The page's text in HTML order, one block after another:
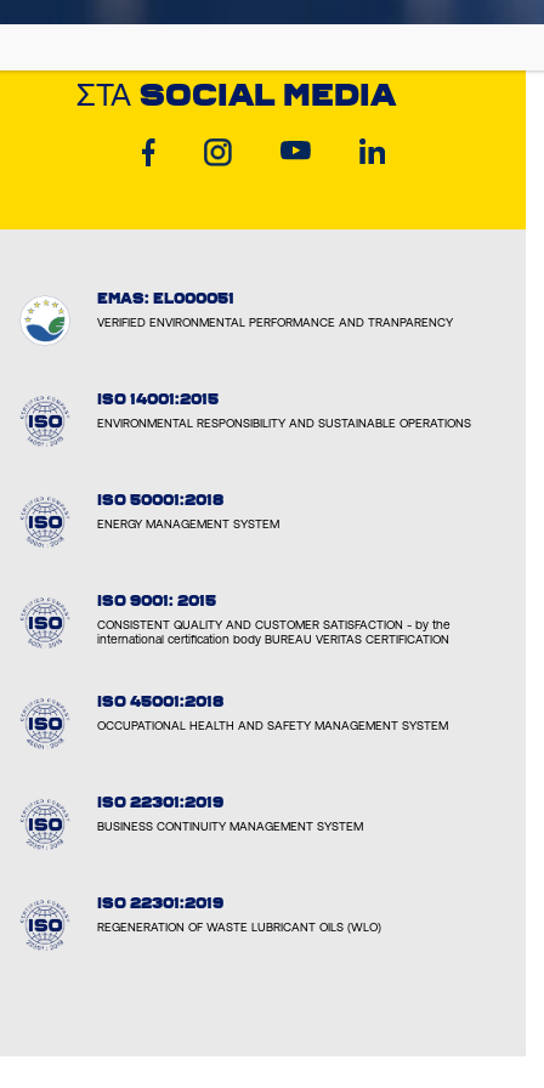
ΣΤΑ SOCIAL MEDIA
EMAS: EL000051
VERIFIED ENVIRONMENTAL PERFORMANCE AND TRANPARENCY
ISO 14001:2015
ENVIRONMENTAL RESPONSIBILITY AND SUSTAINABLE OPERATIONS
ISO 50001:2018
ENERGY MANAGEMENT SYSTEM
ISO 9001: 2015
CONSISTENT QUALITY AND CUSTOMER SATISFACTION - by the
international certification body BUREAU VERITAS CERTIFICATION
ISO 45001:2018
OCCUPATIONAL HEALTH AND SAFETY MANAGEMENT SYSTEM
ISO 22301:2019
BUSINESS CONTINUITY MANAGEMENT SYSTEM
ISO 22301:2019
REGENERATION OF WASTE LUBRICANT OILS (WLO)